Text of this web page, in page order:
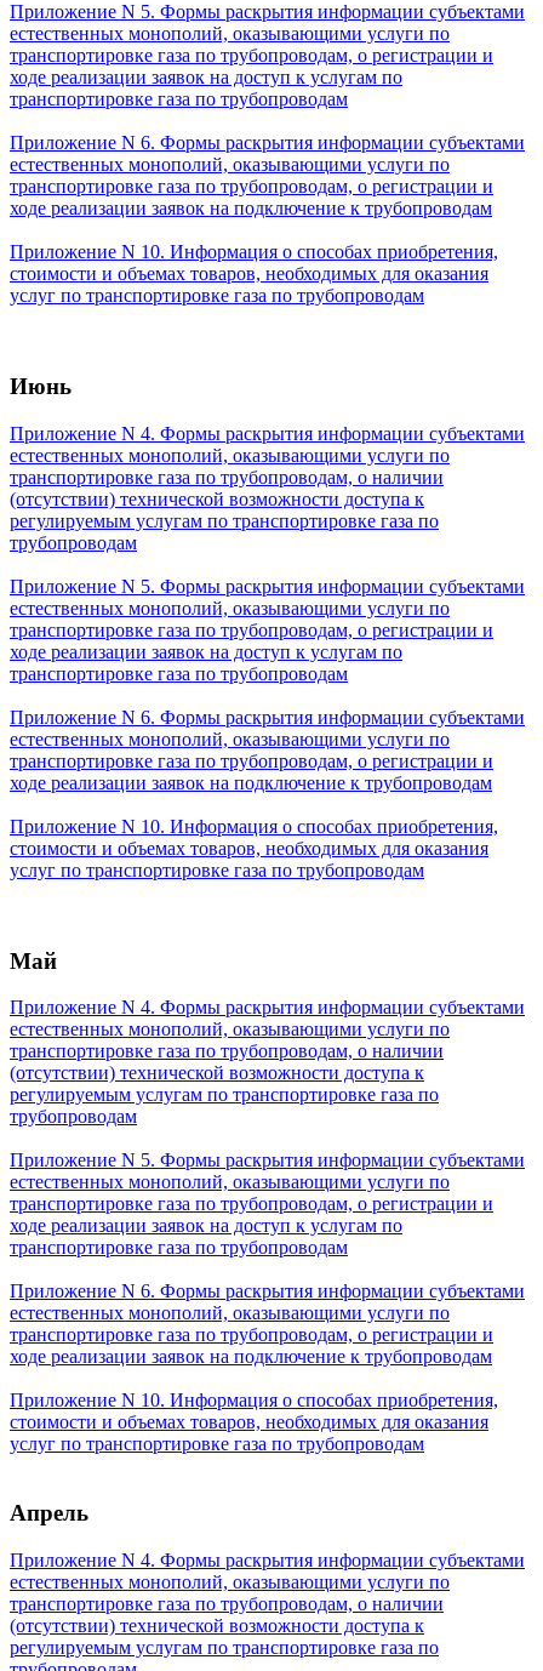
Приложение N 5. Формы раскрытия информации субъектами
естественных монополий, оказывающими услуги по
транспортировке газа по трубопроводам, о регистрации и
ходе реализации заявок на доступ к услугам по
транспортировке газа по трубопроводам
Приложение N 6. Формы раскрытия информации субъектами
естественных монополий, оказывающими услуги по
транспортировке газа по трубопроводам, о регистрации и
ходе реализации заявок на подключение к трубопроводам
Приложение N 10. Информация о способах приобретения,
стоимости и объемах товаров, необходимых для оказания
услуг по транспортировке газа по трубопроводам
Июнь
Приложение N 4. Формы раскрытия информации субъектами
естественных монополий, оказывающими услуги по
транспортировке газа по трубопроводам, о наличии
(отсутствии) технической возможности доступа к
регулируемым услугам по транспортировке газа по
трубопроводам
Приложение N 5. Формы раскрытия информации субъектами
естественных монополий, оказывающими услуги по
транспортировке газа по трубопроводам, о регистрации и
ходе реализации заявок на доступ к услугам по
транспортировке газа по трубопроводам
Приложение N 6. Формы раскрытия информации субъектами
естественных монополий, оказывающими услуги по
транспортировке газа по трубопроводам, о регистрации и
ходе реализации заявок на подключение к трубопроводам
Приложение N 10. Информация о способах приобретения,
стоимости и объемах товаров, необходимых для оказания
услуг по транспортировке газа по трубопроводам
Май
Приложение N 4. Формы раскрытия информации субъектами
естественных монополий, оказывающими услуги по
транспортировке газа по трубопроводам, о наличии
(отсутствии) технической возможности доступа к
регулируемым услугам по транспортировке газа по
трубопроводам
Приложение N 5. Формы раскрытия информации субъектами
естественных монополий, оказывающими услуги по
транспортировке газа по трубопроводам, о регистрации и
ходе реализации заявок на доступ к услугам по
транспортировке газа по трубопроводам
Приложение N 6. Формы раскрытия информации субъектами
естественных монополий, оказывающими услуги по
транспортировке газа по трубопроводам, о регистрации и
ходе реализации заявок на подключение к трубопроводам
Приложение N 10. Информация о способах приобретения,
стоимости и объемах товаров, необходимых для оказания
услуг по транспортировке газа по трубопроводам
Апрель
Приложение N 4. Формы раскрытия информации субъектами
естественных монополий, оказывающими услуги по
транспортировке газа по трубопроводам, о наличии
(отсутствии) технической возможности доступа к
регулируемым услугам по транспортировке газа по